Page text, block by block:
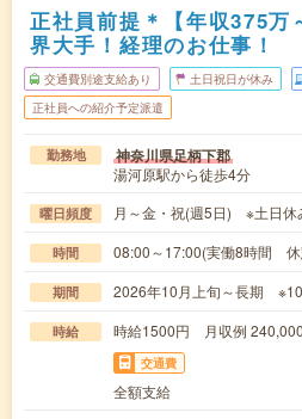
正社員前提＊【年収375万
界大手！経理のお仕事！
交通費別途支給あり 土日祝日が休み
正社員への紹介予定派遣
勤務地 神奈川県足柄下郡
湯河原駅から徒歩4分
曜日頻度 月～金・祝(週5日) ※土日休
時間 08:00～17:00(実働8時間 休
期間 2026年10月上旬～長期 ※10
時給 時給1500円 月収例
交通費
全額支給